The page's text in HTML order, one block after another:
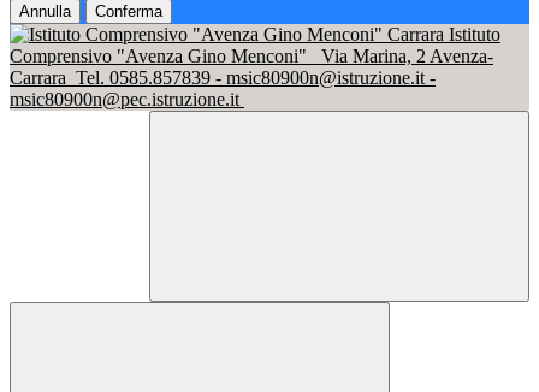
Annulla Conferma
Istituto
Comprensivo "Avenza Gino Menconi"
Via Marina, 2 Avenza-
Carrara Tel. 0585.857839 - msic80900n@istruzione.it -
msic80900n@pec.istruzione.it